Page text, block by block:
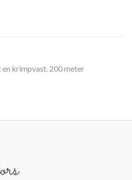
en krimpvast. 200 meter